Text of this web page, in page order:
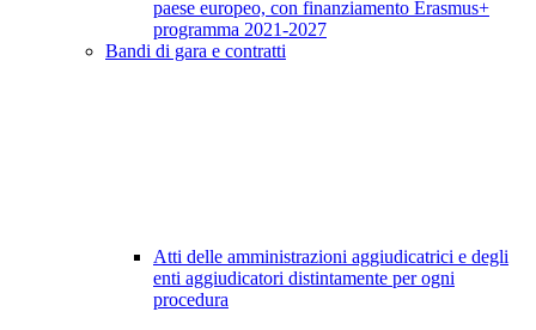
paese europeo, con finanziamento Erasmus+
programma 2021-2027
Bandi di gara e contratti
Atti delle amministrazioni aggiudicatrici e degli
enti aggiudicatori distintamente per ogni
procedura